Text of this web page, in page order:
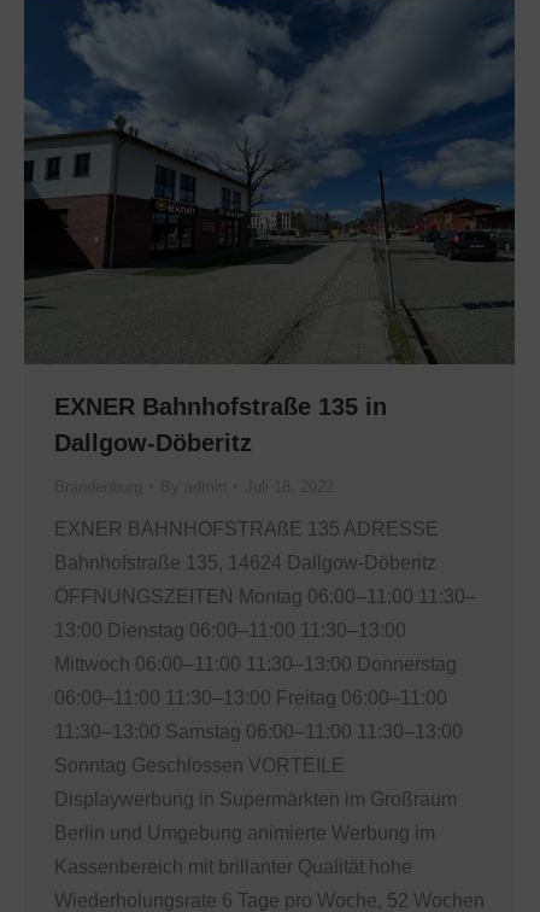
EXNER Bahnhofstraße 135 in
Dallgow-Döberitz
EXNER BAHNHOFSTRAßE 135 ADRESSE
Bahnhofstraße 135, 14624 Dallgow-Döberitz
ÖFFNUNGSZEITEN Montag 06:00–11:00 11:30–
13:00 Dienstag 06:00–11:00 11:30–13:00
Mittwoch 06:00–11:00 11:30–13:00 Donnerstag
06:00–11:00 11:30–13:00 Freitag 06:00–11:00
11:30–13:00 Samstag 06:00–11:00 11:30–13:00
Sonntag Geschlossen VORTEILE
Displaywerbung in Supermärkten im Großraum
Berlin und Umgebung animierte Werbung im
Kassenbereich mit brillanter Qualität hohe
Wiederholungsrate 6 Tage pro Woche, 52 Wochen